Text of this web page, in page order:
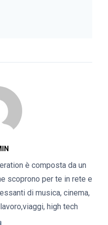
è composta da un
scoprono per te in rete e
di musica, cinema,
high tech